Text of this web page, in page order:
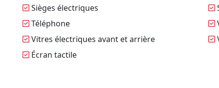
Sièges électriques
Téléphone
Vitres électriques avant et arrière
Écran tactile